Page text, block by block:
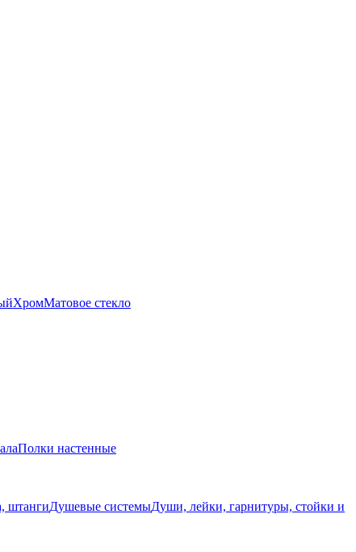
ХромМатовое стекло
Полки настенные
штангиДушевые системыДуши, лейки, гарнитуры, стойки и